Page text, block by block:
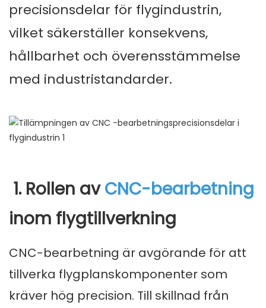
precisionsdelar för flygindustrin,
vilket säkerställer konsekvens,
hållbarhet och överensstämmelse
med industristandarder.
1. Rollen avCNC-bearbetning
inom flygtillverkning
CNC-bearbetning är avgörande för att
tillverka flygplanskomponenter som
kräver hög precision. Till skillnad från